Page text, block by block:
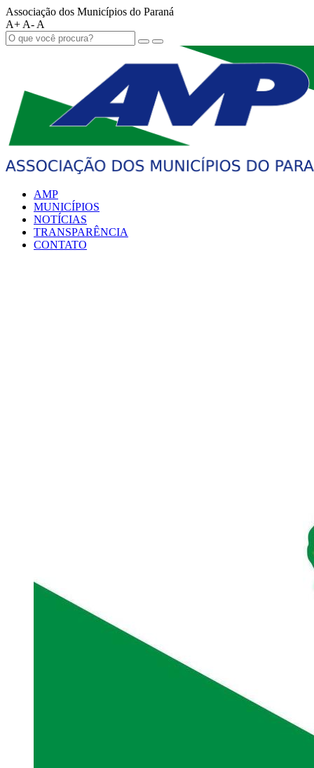
Associação dos Municípios do Paraná
A+ A- A
AMP
MUNICÍPIOS
NOTÍCIAS
TRANSPARÊNCIA
CONTATO